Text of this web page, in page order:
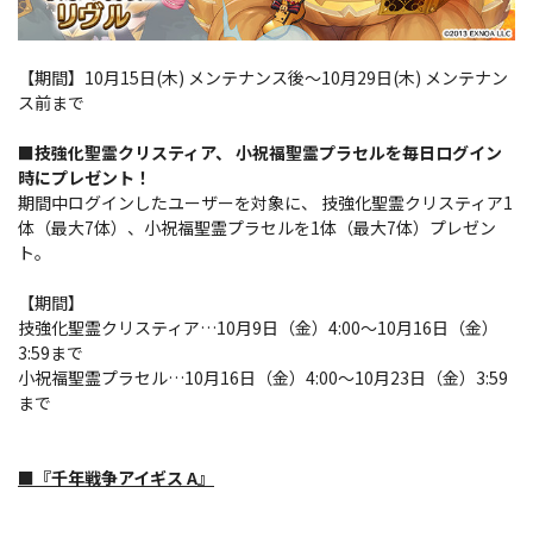
【期間】10月15日(木) メンテナンス後～10月29日(木) メンテナン
ス前まで
■技強化聖霊クリスティア、 小祝福聖霊プラセルを毎日ログイン
時にプレゼント！
期間中ログインしたユーザーを対象に、 技強化聖霊クリスティア1
体（最大7体）、小祝福聖霊プラセルを1体（最大7体）プレゼン
ト。
【期間】
技強化聖霊クリスティア…10月9日（金）4:00～10月16日（金）
3:59まで
小祝福聖霊プラセル…10月16日（金）4:00～10月23日（金）3:59
まで
■『千年戦争アイギス A』